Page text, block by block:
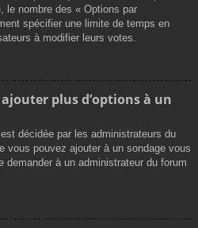
le nombre des « Options par
spécifier une limite de temps en
à modifier leurs votes.
plus d’options à un
est décidée par les administrateurs du
vous pouvez ajouter à un sondage vous
à un administrateur du forum